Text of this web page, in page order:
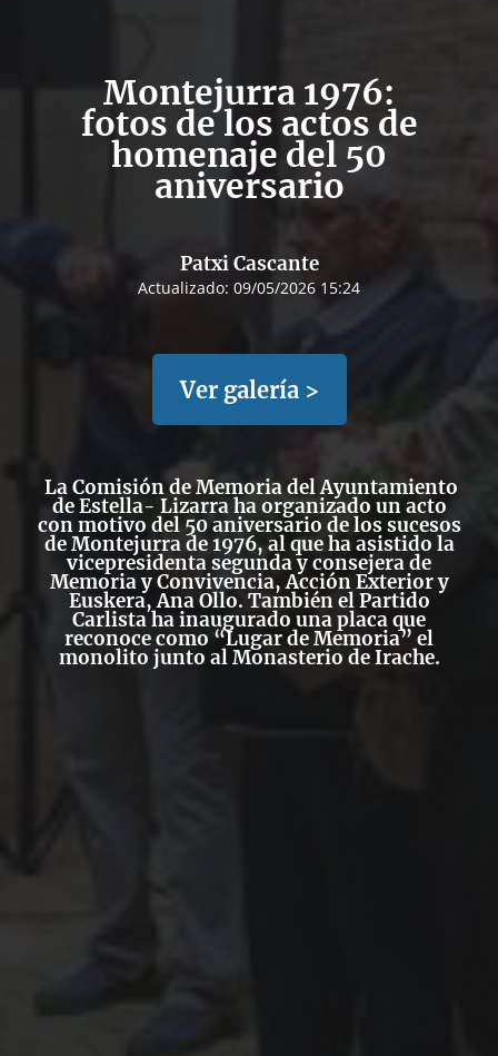
Montejurra 1976:
fotos de los actos de
homenaje del 50
aniversario
Patxi Cascante
Actualizado: 09/05/2026 15:24
Ver galería >
La Comisión de Memoria del Ayuntamiento
de Estella- Lizarra ha organizado un acto
con motivo del 50 aniversario de los sucesos
de Montejurra de 1976, al que ha asistido la
vicepresidenta segunda y consejera de
Memoria y Convivencia, Acción Exterior y
Euskera, Ana Ollo. También el Partido
Carlista ha inaugurado una placa que
reconoce como “Lugar de Memoria” el
monolito junto al Monasterio de Irache.